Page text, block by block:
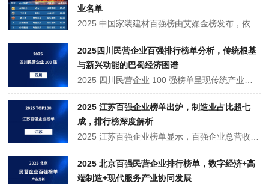
业名单
2025 中国家装建材百强榜由艾媒金榜发布，依五大维度评选。金隅股份、飞利浦等领跑 TOP10，粤浙沪占七成企业，形成三大竞争赛道。行业现绿色低碳、智能制造、服务升级趋势，90% 百强建绿色工厂。艾媒预测 2026 年绿色建材规模破 2.8 万亿，百强企业将推动产业向绿色标准输出国迈进。
2025四川民营企业百强排行榜单分析，传统根基
与新兴动能的巴蜀经济图谱
2025 四川民营企业 100 强榜单呈现传统产业稳固、新兴产业崛起的格局，通威等龙头引领，电气机械、金属冶炼、农副食品产业成支柱。区域上成都龙头带动，宜宾、达州等特色突围，企业在绿色转型、创新驱动、数字化上发力，同时面临创新、区域均衡、国际化挑战，未来可向绿色智能、区域协同、全球化方向发···
2025 江苏百强企业榜单出炉，制造业占比超七
成，排行榜深度解析
2025 江苏百强企业榜单显示，百强企业总营收达 75515.80 亿元，入榜门槛 265.52 亿元。榜单呈现 66 家制造企业占 74.25% 营收、服务业提速的特征，恒力集团等 19 家超千亿企业领跑。区域上苏南 80 家企业占 86.25% 营收，民营与国企协同发力，研发投入超千亿，彰显江苏经济韧性与升级趋势。
2025 北京百强民营企业排行榜单，数字经济+高
端制造+现代服务产业协同发展